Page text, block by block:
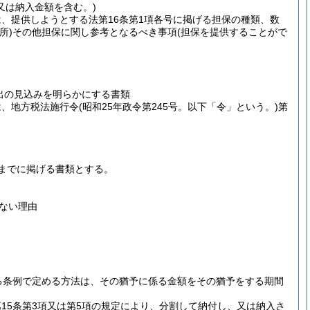
は納入金額を含む。)
提供しようとする法第16条第1項各号に掲げる担保の種類、数
)その他担保に関し参考となるべき事項(担保を提供することがで
見込みを明らかにする書類
地方税法施行令(昭和25年政令第245号。以下「令」という。)第
に掲げる書類とする。
い理由
例で定める方法は、その猶予に係る金額をその猶予をする期間
条第3項又は第5項の規定により、分割して納付し、又は納入さ